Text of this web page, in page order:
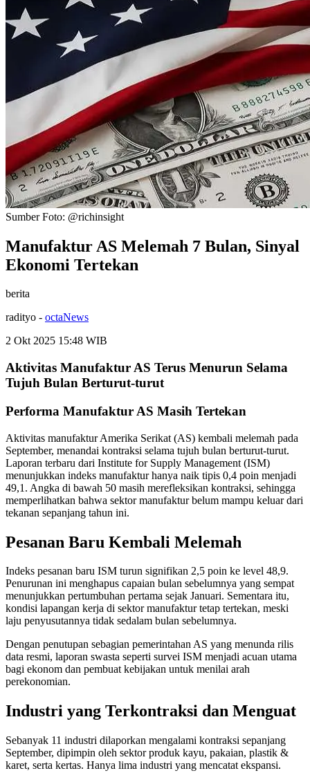
Sumber Foto: @richinsight
Manufaktur AS Melemah 7 Bulan, Sinyal
Ekonomi Tertekan
berita
radityo - octaNews
2 Okt 2025 15:48 WIB
Aktivitas Manufaktur AS Terus Menurun Selama
Tujuh Bulan Berturut-turut
Performa Manufaktur AS Masih Tertekan
Aktivitas manufaktur Amerika Serikat (AS) kembali melemah pada
September, menandai kontraksi selama tujuh bulan berturut-turut.
Laporan terbaru dari Institute for Supply Management (ISM)
menunjukkan indeks manufaktur hanya naik tipis 0,4 poin menjadi
49,1. Angka di bawah 50 masih merefleksikan kontraksi, sehingga
memperlihatkan bahwa sektor manufaktur belum mampu keluar dari
tekanan sepanjang tahun ini.
Pesanan Baru Kembali Melemah
Indeks pesanan baru ISM turun signifikan 2,5 poin ke level 48,9.
Penurunan ini menghapus capaian bulan sebelumnya yang sempat
menunjukkan pertumbuhan pertama sejak Januari. Sementara itu,
kondisi lapangan kerja di sektor manufaktur tetap tertekan, meski
laju penyusutannya tidak sedalam bulan sebelumnya.
Dengan penutupan sebagian pemerintahan AS yang menunda rilis
data resmi, laporan swasta seperti survei ISM menjadi acuan utama
bagi ekonom dan pembuat kebijakan untuk menilai arah
perekonomian.
Industri yang Terkontraksi dan Menguat
Sebanyak 11 industri dilaporkan mengalami kontraksi sepanjang
September, dipimpin oleh sektor produk kayu, pakaian, plastik &
karet, serta kertas. Hanya lima industri yang mencatat ekspansi.